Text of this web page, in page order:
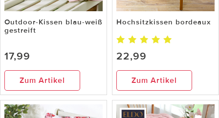
Outdoor-Kissen blau-weiß
gestreift
17,99
Zum Artikel
Hochsitzkissen bordeaux
22,99
Zum Artikel